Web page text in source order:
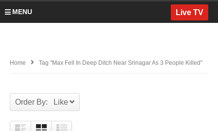
MENU Live TV
Home Tag "Max Fell In Deep Ditch Near Srinagar As 3 People Killed"
Order By: Like